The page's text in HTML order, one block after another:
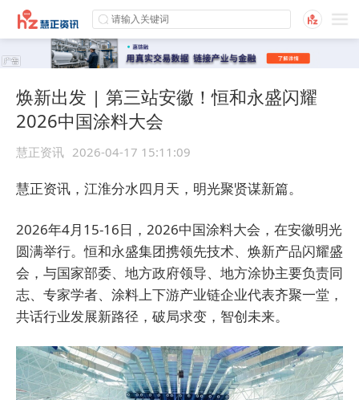
焕新出发 | 第三站安徽！恒和永盛闪耀
2026中国涂料大会
慧正资讯 2026-04-17 15:11:09
慧正资讯， 江淮分水四月天，明光聚贤谋新篇。
2026年4月15-16日，2026中国涂料大会，在安徽明光
圆满举行。恒和永盛集团携领先技术、焕新产品闪耀盛
会，与国家部委、地方政府领导、地方涂协主要负责同
志、专家学者、涂料上下游产业链企业代表齐聚一堂，
共话行业发展新路径，破局求变，智创未来。